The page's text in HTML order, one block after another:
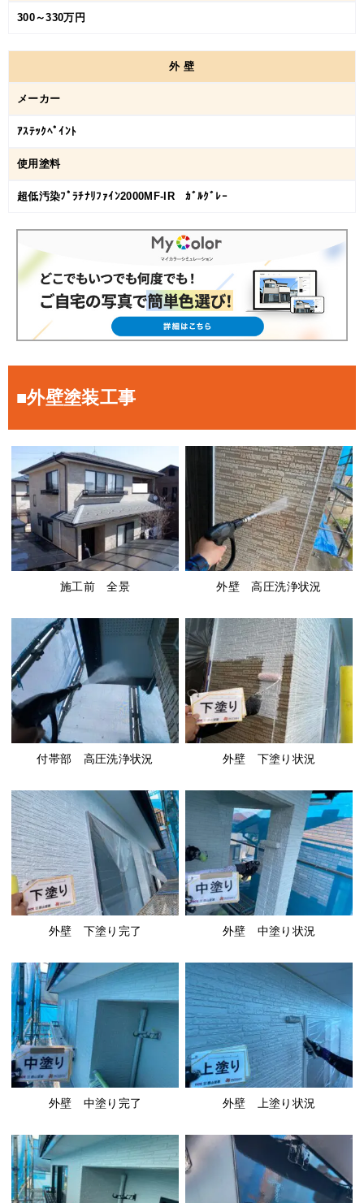
300～330万円
外壁
メーカー
ｱｽﾃｯｸﾍﾟｲﾝﾄ
使用塗料
超低汚染ﾌﾟﾗﾁﾅﾘﾌｧｲﾝ2000MF-IR ｶﾞﾙｸﾞﾚｰ
■外壁塗装工事
施工前 全景 外壁 高圧洗浄状況
付帯部 高圧洗浄状況 外壁 下塗り状況
外壁 下塗り完了 外壁 中塗り状況
外壁 中塗り完了 外壁 上塗り状況